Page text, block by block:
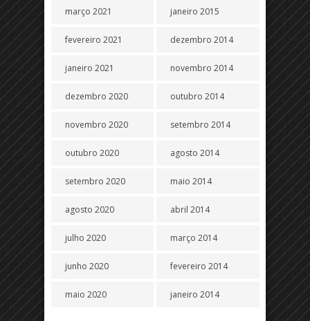
março 2021
fevereiro 2021
janeiro 2021
dezembro 2020
novembro 2020
outubro 2020
setembro 2020
agosto 2020
julho 2020
junho 2020
maio 2020
janeiro 2015
dezembro 2014
novembro 2014
outubro 2014
setembro 2014
agosto 2014
maio 2014
abril 2014
março 2014
fevereiro 2014
janeiro 2014